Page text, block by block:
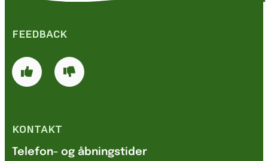
FEEDBACK
KONTAKT
Telefon- og åbningstider